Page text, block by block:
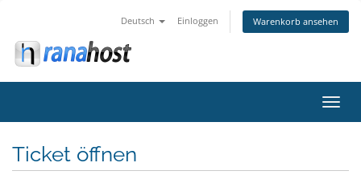
Deutsch Einloggen Warenkorb ansehen
ein-/
Ticket öffnen